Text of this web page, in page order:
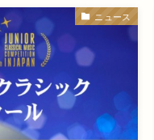
ニュース